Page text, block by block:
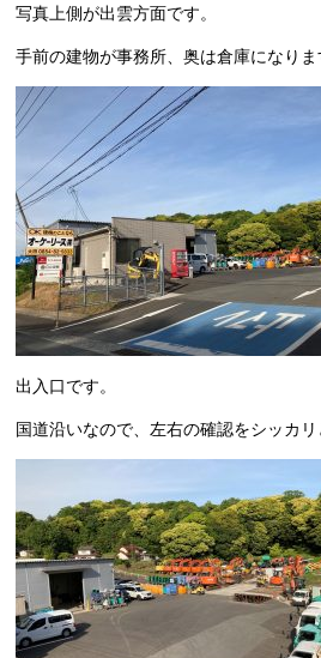
写真上側が出雲方面です。
手前の建物が事務所、奥は倉庫になりま
出入口です。
国道沿いなので、左右の確認をシッカリ